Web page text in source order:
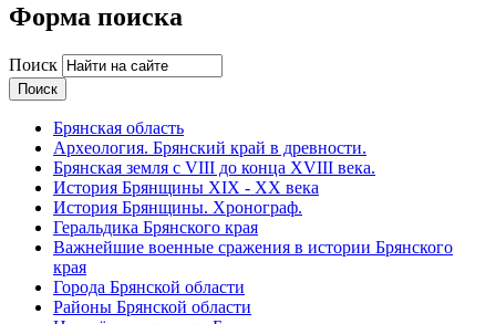
Форма поиска
Поиск
Брянская область
Археология. Брянский край в древности.
Брянская земля с VIII до конца XVIII века.
История Брянщины XIX - XX века
История Брянщины. Хронограф.
Геральдика Брянского края
Важнейшие военные сражения в истории Брянского
края
Города Брянской области
Районы Брянской области